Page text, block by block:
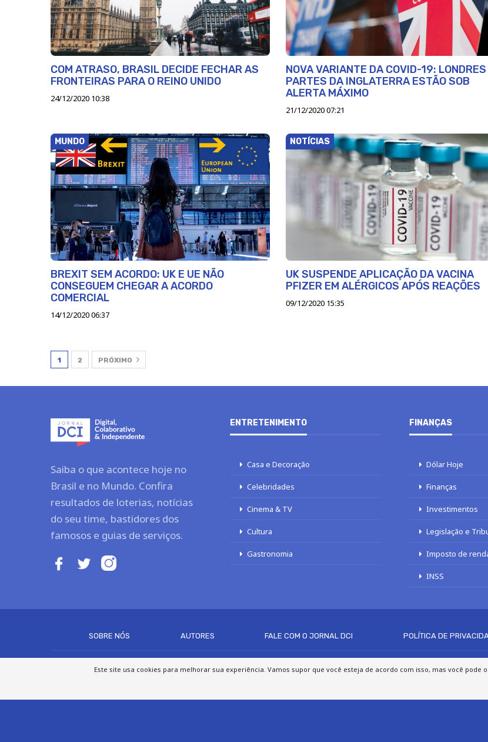
COM ATRASO, BRASIL DECIDE FECHAR AS
FRONTEIRAS PARA O REINO UNIDO
24/12/2020 10:38
NOVA VARIANTE DA COVID-19: LONDRES
PARTES DA INGLATERRA ESTÃO SOB
ALERTA MÁXIMO
21/12/2020 07:21
MUNDO
BREXIT SEM ACORDO: UK E UE NÃO
CONSEGUEM CHEGAR A ACORDO
COMERCIAL
14/12/2020 06:37
NOTÍCIAS
UK SUSPENDE APLICAÇÃO DA VACINA
PFIZER EM ALÉRGICOS APÓS REAÇÕES
09/12/2020 15:35
1 2 PRÓXIMO
Saiba o que acontece hoje no
Brasil e no Mundo. Confira
resultados de loterias, notícias
do seu time, bastidores dos
famosos e guias de serviços.
ENTRETENIMENTO
Casa e Decoração
Celebridades
Cinema & TV
Cultura
Gastronomia
FINANÇAS
Dólar Hoje
Finanças
Investimentos
Legislação e
Imposto de
INSS
SOBRE NÓS AUTORES FALE COM O JORNAL DCI POLÍTICA DE
Este site usa cookies para melhorar sua experiência. Vamos supor que você esteja de acordo com isso, mas você pode